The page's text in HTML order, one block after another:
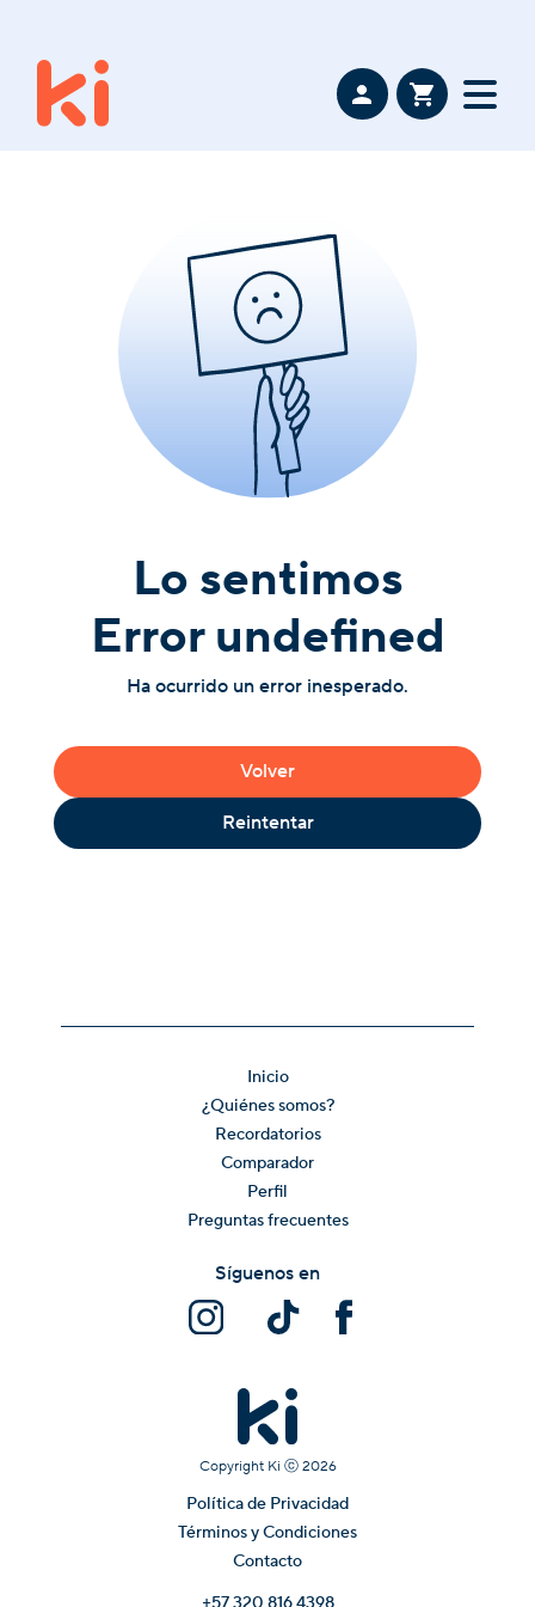
Lo sentimos
Error undefined
Ha ocurrido un error inesperado.
Volver
Reintentar
Inicio
¿Quiénes somos?
Recordatorios
Comparador
Perfil
Preguntas frecuentes
Copyright Ki ⓒ 2026
Política de Privacidad
Términos y Condiciones
Contacto
Síguenos en